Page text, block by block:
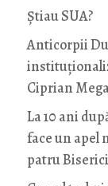
Știau SUA?
Anticorpii
Ciprian
La 10 ani
face un apel
patru